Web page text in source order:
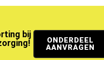
bij
ONDERDEEL
AANVRAGEN